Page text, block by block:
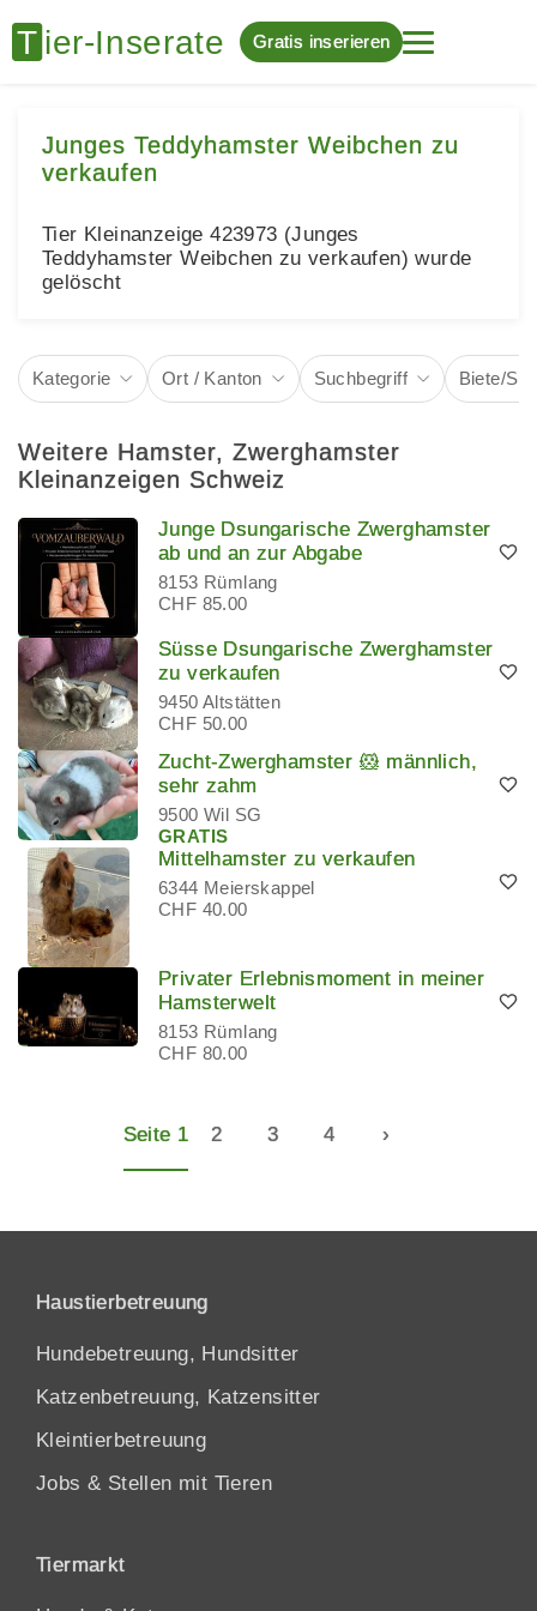
Gratis inserieren
Junges Teddyhamster Weibchen zu
verkaufen
Tier Kleinanzeige 423973 (Junges
Teddyhamster Weibchen zu verkaufen) wurde
gelöscht
Kategorie Ort / Kanton Suchbegriff Biete/
Weitere Hamster, Zwerghamster
Kleinanzeigen Schweiz
Junge Dsungarische Zwerghamster
ab und an zur Abgabe
8153 Rümlang
CHF 85.00
Süsse Dsungarische Zwerghamster
zu verkaufen
9450 Altstätten
CHF 50.00
Zucht-Zwerghamster 🐹 männlich,
sehr zahm
9500 Wil SG
GRATIS
Mittelhamster zu verkaufen
6344 Meierskappel
CHF 40.00
Privater Erlebnismoment in meiner
Hamsterwelt
8153 Rümlang
CHF 80.00
Seite 1 2 3 4 ›
Haustierbetreuung
Hundebetreuung, Hundsitter
Katzenbetreuung, Katzensitter
Kleintierbetreuung
Jobs & Stellen mit Tieren
Tiermarkt